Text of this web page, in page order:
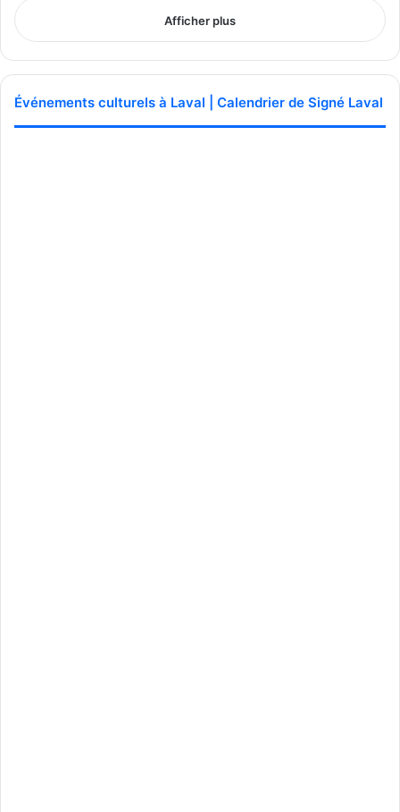
Afficher plus
Événements culturels à Laval | Calendrier de Signé Laval